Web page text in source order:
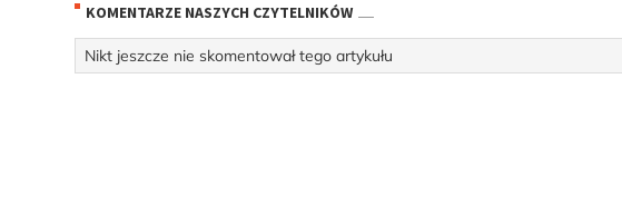
KOMENTARZE NASZYCH CZYTELNIKÓW
Nikt jeszcze nie skomentował tego artykułu